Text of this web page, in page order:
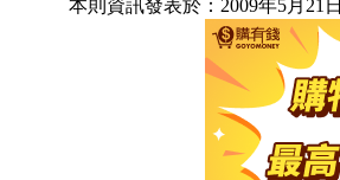
本則資訊發表於：2009年5月21